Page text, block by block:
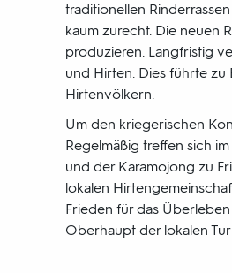
traditionellen
kaum zurecht. Die neuen
produzieren. Langfristig
und Hirten. Dies führte
Hirtenvölkern.
Um den kriegerischen
Regelmäßig treffen sich
und der Karamojong zu
lokalen
Frieden für das
Oberhaupt der lokalen